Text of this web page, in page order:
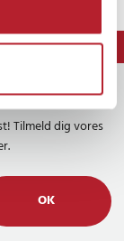
Tilmeld dig vores
OK